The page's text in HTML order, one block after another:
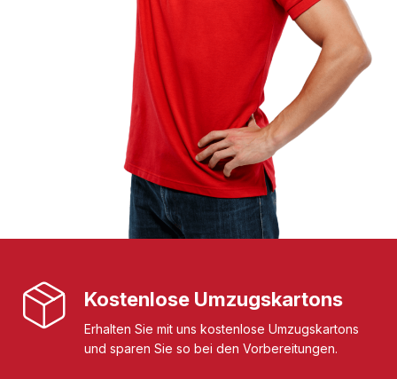
Kostenlose Umzugskartons
Erhalten Sie mit uns kostenlose Umzugskartons
und sparen Sie so bei den Vorbereitungen.